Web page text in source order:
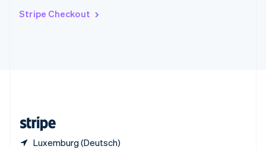
Stripe Checkout
Luxemburg (Deutsch)
English